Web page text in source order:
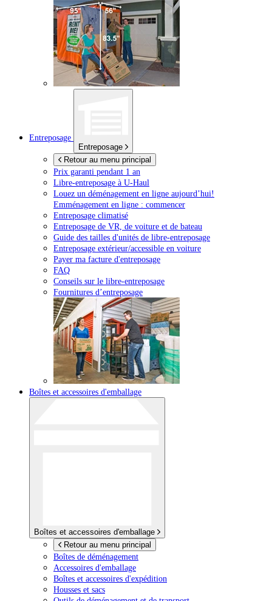
Entreposage
Entreposage
Retour au menu principal
Prix garanti pendant 1 an
Libre-entreposage à U-Haul
Louez un déménagement en ligne aujourd’hui!
Emménagement en ligne : commencer
Entreposage climatisé
Entreposage de VR, de voiture et de bateau
Guide des tailles d'unités de libre-entreposage
Entreposage extérieur/accessible en voiture
Payer ma facture d'entreposage
FAQ
Conseils sur le libre-entreposage
Fournitures d’entreposage
Boîtes et accessoires d'emballage
Boîtes et accessoires d'emballage
Retour au menu principal
Boîtes de déménagement
Accessoires d'emballage
Boîtes et accessoires d'expédition
Housses et sacs